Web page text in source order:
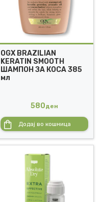
OGX BRAZILIAN
KERATIN SMOOTH
ШАМПОН ЗА КОСА 385
мл
580ден
Додај во кошница